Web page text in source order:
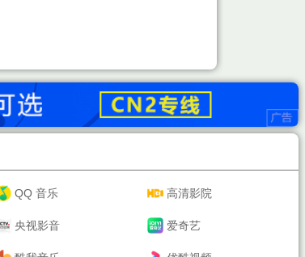
QQ 音乐 高清影院
央视影音 爱奇艺